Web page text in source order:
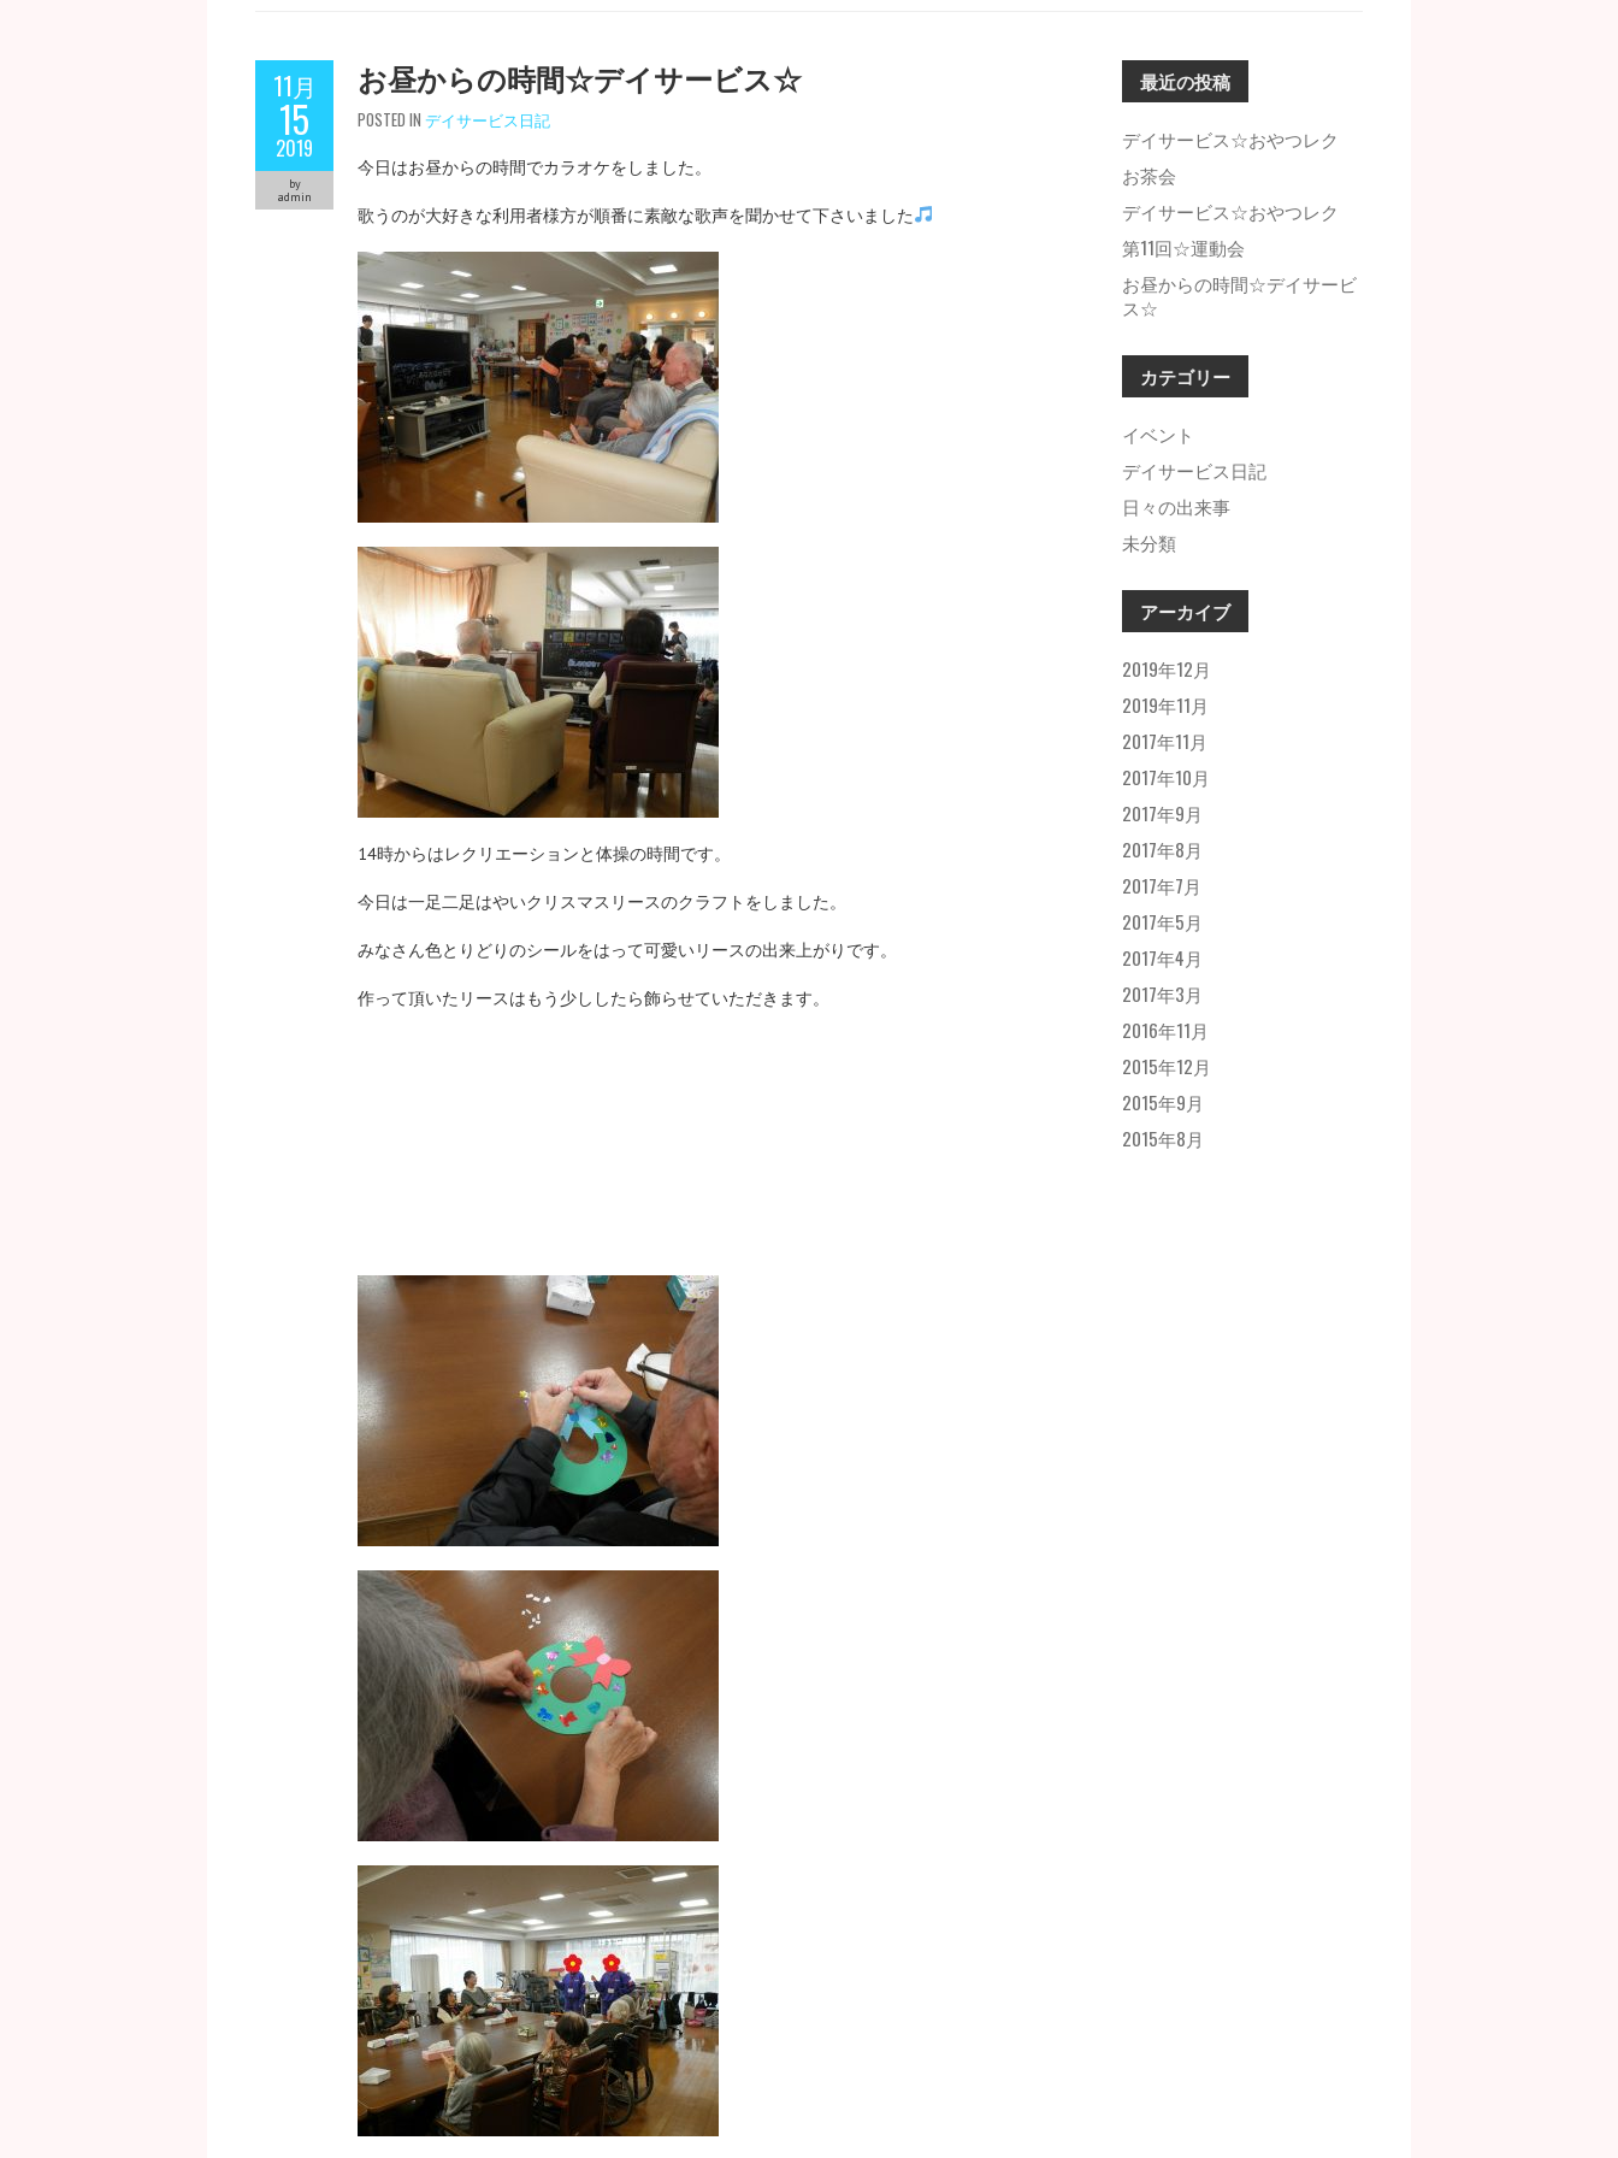
11月
15
2019
by
admin
お昼からの時間☆デイサービス☆
POSTED IN デイサービス日記
今日はお昼からの時間でカラオケをしました。
歌うのが大好きな利用者様方が順番に素敵な歌声を聞かせて下さいました
14時からはレクリエーションと体操の時間です。
今日は一足二足はやいクリスマスリースのクラフトをしました。
みなさん色とりどりのシールをはって可愛いリースの出来上がりです。
作って頂いたリースはもう少ししたら飾らせていただきます。
最近の投稿
デイサービス☆おやつレク
お茶会
デイサービス☆おやつレク
第11回☆運動会
お昼からの時間☆デイサービ
ス☆
カテゴリー
イベント
デイサービス日記
日々の出来事
未分類
アーカイブ
2019年12月
2019年11月
2017年11月
2017年10月
2017年9月
2017年8月
2017年7月
2017年5月
2017年4月
2017年3月
2016年11月
2015年12月
2015年9月
2015年8月